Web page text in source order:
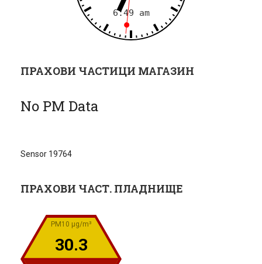
ПРАХОВИ ЧАСТИЦИ МАГАЗИН
No PM Data
Sensor 19764
ПРАХОВИ ЧАСТ. ПЛАДНИЩЕ
PM10 µg/m³
30.3